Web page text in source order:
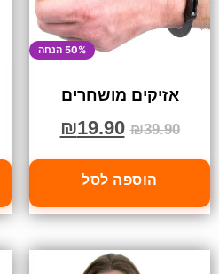
50% הנחה
אזיקים מושחרים
₪39.90
₪19.90
הוספה לסל